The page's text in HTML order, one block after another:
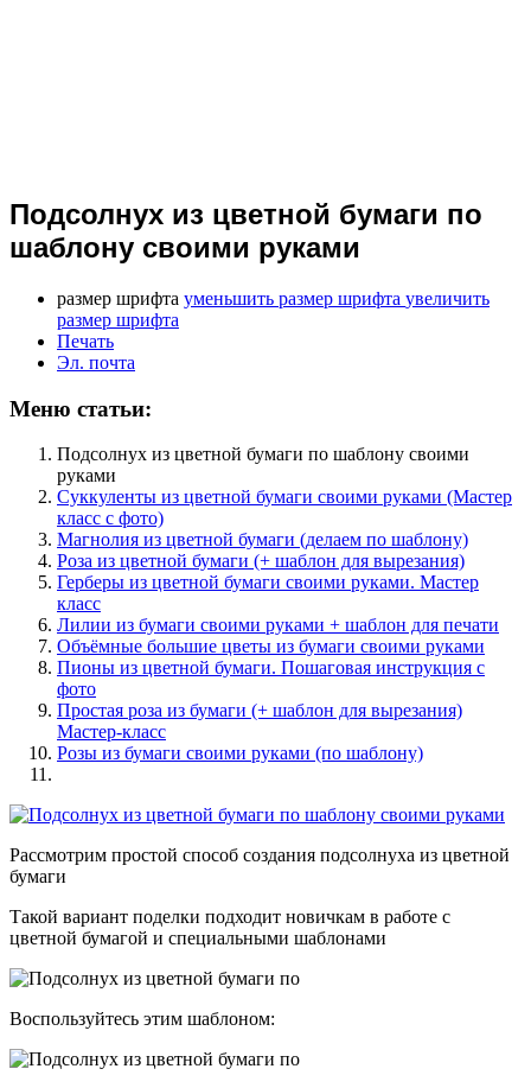
Подсолнух из цветной бумаги по
шаблону своими руками
размер шрифта уменьшить размер шрифта увеличить
размер шрифта
Печать
Эл. почта
Меню статьи:
Подсолнух из цветной бумаги по шаблону своими
руками
Суккуленты из цветной бумаги своими руками (Мастер
класс с фото)
Магнолия из цветной бумаги (делаем по шаблону)
Роза из цветной бумаги (+ шаблон для вырезания)
Герберы из цветной бумаги своими руками. Мастер
класс
Лилии из бумаги своими руками + шаблон для печати
Объёмные большие цветы из бумаги своими руками
Пионы из цветной бумаги. Пошаговая инструкция с
фото
Простая роза из бумаги (+ шаблон для вырезания)
Мастер-класс
Розы из бумаги своими руками (по шаблону)
Рассмотрим простой способ создания подсолнуха из цветной
бумаги
Такой вариант поделки подходит новичкам в работе с
цветной бумагой и специальными шаблонами
Воспользуйтесь этим шаблоном: